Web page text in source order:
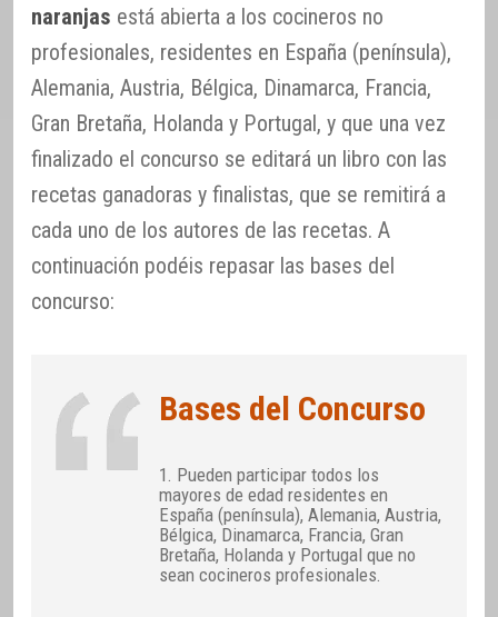
naranjas está abierta a los cocineros no
profesionales, residentes en España (península),
Alemania, Austria, Bélgica, Dinamarca, Francia,
Gran Bretaña, Holanda y Portugal, y que una vez
finalizado el concurso se editará un libro con las
recetas ganadoras y finalistas, que se remitirá a
cada uno de los autores de las recetas. A
continuación podéis repasar las bases del
concurso:
Bases del Concurso
1. Pueden participar todos los
mayores de edad residentes en
España (península), Alemania, Austria,
Bélgica, Dinamarca, Francia, Gran
Bretaña, Holanda y Portugal que no
sean cocineros profesionales.